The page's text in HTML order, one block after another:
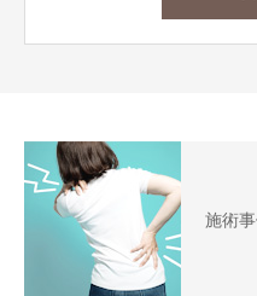
施術事